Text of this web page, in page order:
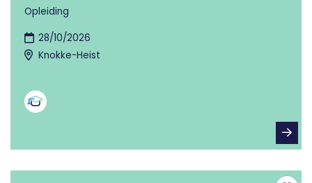
Opleiding
28/10/2026
Knokke-Heist